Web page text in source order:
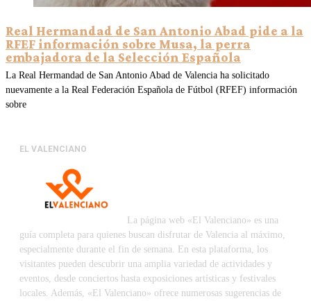
Real Hermandad de San Antonio Abad pide a la
RFEF información sobre Musa, la perra
embajadora de la Selección Española
La Real Hermandad de San Antonio Abad de Valencia ha solicitado
nuevamente a la Real Federación Española de Fútbol (RFEF) información
sobre
EL VALENCIANO
La página web «El Valenciano» es una
guía completa para quienes buscan disfrutar de Valencia al máximo,
especialmente durante el fin de semana. En esta plataforma, los
visitantes pueden descubrir una amplia variedad de actividades y
eventos, desde conciertos hasta exposiciones artísticas y festivales
locales. Además, «El Valenciano» ofrece numerosas sugerencias de